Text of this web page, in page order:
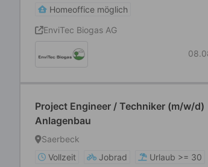
Homeoffice möglich
EnviTec Biogas AG
Project Engineer / Techniker (m/w/d)
Anlagenbau
Saerbeck
Vollzeit
Jobrad
Urlaub >= 30